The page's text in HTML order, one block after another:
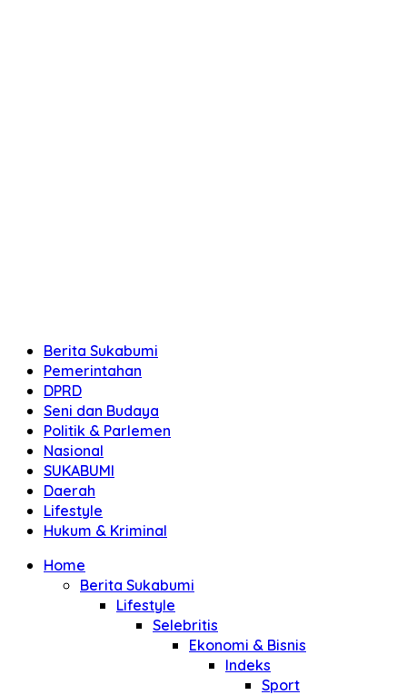
Berita Sukabumi
Pemerintahan
DPRD
Seni dan Budaya
Politik & Parlemen
Nasional
SUKABUMI
Daerah
Lifestyle
Hukum & Kriminal
Home
Berita Sukabumi
Lifestyle
Selebritis
Ekonomi & Bisnis
Indeks
Sport